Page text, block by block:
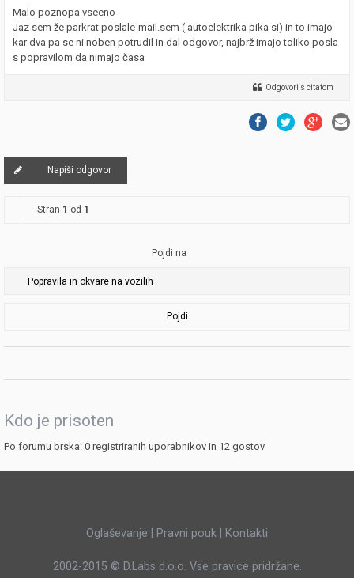
Malo poznopa vseeno
Jaz sem že parkrat poslale-mail.sem ( autoelektrika pika si) in to imajo
kar dva pa se ni noben potrudil in dal odgovor, najbrž imajo toliko posla
s popravilom da nimajo časa
Odgovori s citatom
Napiši odgovor
Stran 1 od 1
Pojdi na
Pojdi
Kdo je prisoten
Po forumu brska: 0 registriranih uporabnikov in 12 gostov
Oglaševanje Pravni pouk Kontakti
2002-2015 © D.Labs d.o.o. Vse pravice pridržane.